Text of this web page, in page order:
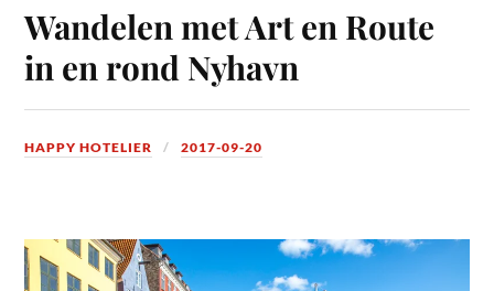
Wandelen met Art en Route
in en rond Nyhavn
HAPPY HOTELIER 2017-09-20